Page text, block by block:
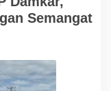
Semangat